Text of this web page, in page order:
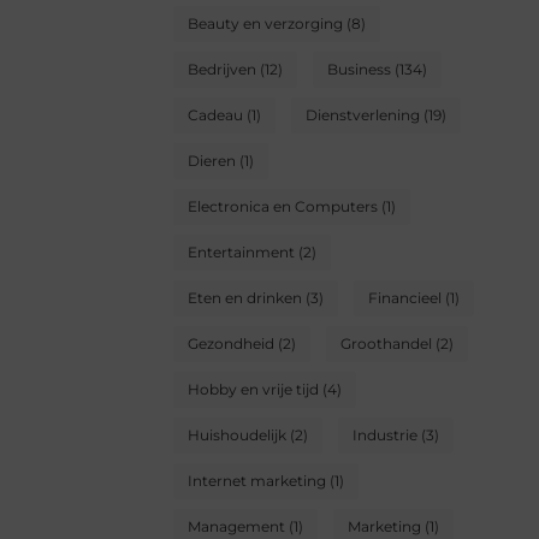
Beauty en verzorging (8)
Bedrijven (12) Business (134)
Cadeau (1) Dienstverlening (19)
Dieren (1)
Electronica en Computers (1)
Entertainment (2)
Eten en drinken (3) Financieel (1)
Gezondheid (2) Groothandel (2)
Hobby en vrije tijd (4)
Huishoudelijk (2) Industrie (3)
Internet marketing (1)
Management (1) Marketing (1)